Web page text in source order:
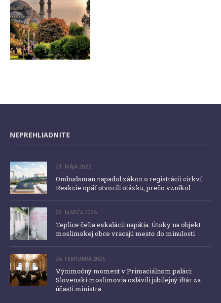
NEPREHLIADNITE
21. MÁJA 2026
Ombudsman napadol zákon o registrácii cirkví.
Reakcie opäť otvorili otázku, prečo vznikol
29. MARCA 2026
Teplice čelia eskalácii napätia: Útoky na objekt
moslimskej obce vracajú mesto do minulosti
26. FEBRUÁRA 2026
Výnimočný moment v Primaciálnom paláci:
Slovenskí moslimovia oslávili jubilejný iftár za
účasti ministra